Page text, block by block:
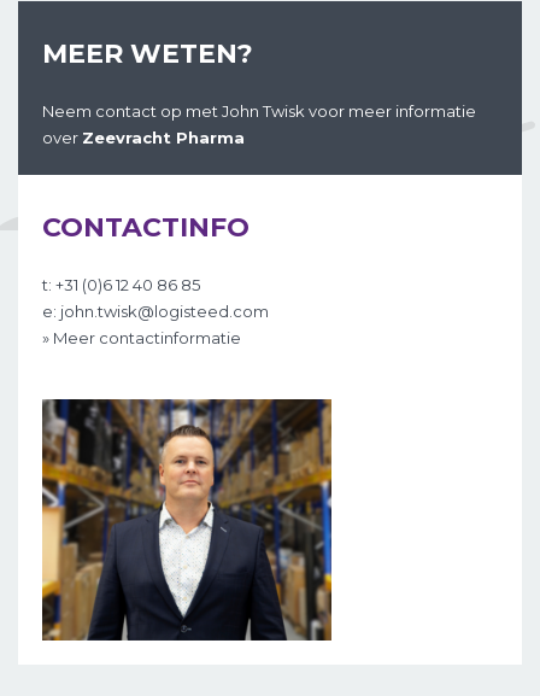
MEER WETEN?
Neem contact op met John Twisk voor meer informatie
over Zeevracht Pharma
CONTACTINFO
t: +31 (0)6 12 40 86 85
e: john.twisk@logisteed.com
» Meer contactinformatie